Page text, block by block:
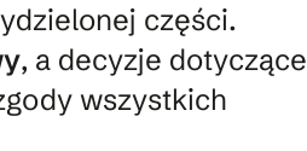
części.
, a decyzje dotyczące
wszystkich